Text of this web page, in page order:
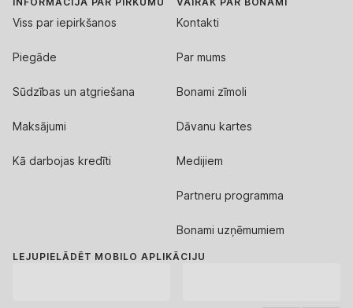
Viss par iepirkšanos
Piegāde
Sūdzības un atgriešana
Maksājumi
Kā darbojas kredīti
Kontakti
Par mums
Bonami zīmoli
Dāvanu kartes
Medijiem
Partneru programma
Bonami uzņēmumiem
LEJUPIELĀDĒT MOBILO APLIKĀCIJU